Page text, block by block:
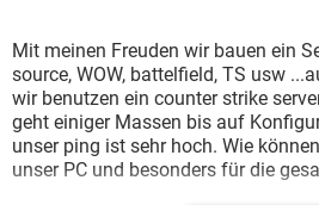
FACEBOOK
WINDOWS 10
WHATSAPP
FACEBOOK
Mit meinen Freuden wir bauen ein
source, WOW, battelfield, TS usw
wir benutzen ein counter strike
geht einiger Massen bis auf
unser ping ist sehr hoch. Wie
unser PC und besonders für die